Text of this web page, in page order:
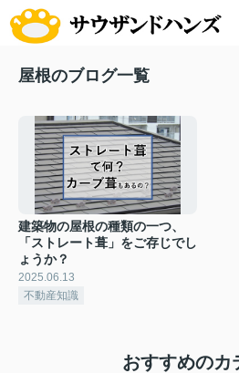
屋根のブログ一覧
建築物の屋根の種類の一つ、
「ストレート葺」をご存じでし
ょうか？
2025.06.13
不動産知識
おすすめのカ